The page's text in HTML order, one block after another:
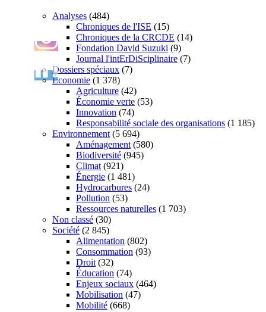
Analyses (484)
Chroniques de l'ISE (15)
Chroniques de la CRCDE (14)
Fondation David Suzuki (9)
Journal l'intErDiSciplinaire (7)
Dossiers spéciaux (7)
Économie (1 378)
Agriculture (42)
Économie verte (53)
Innovation (74)
Responsabilité sociale des organisations (1 185)
Environnement (5 694)
Aménagement (580)
Biodiversité (945)
Climat (921)
Énergie (1 481)
Hydrocarbures (24)
Pollution (53)
Ressources naturelles (1 703)
Non classé (30)
Société (2 845)
Alimentation (802)
Consommation (93)
Droit (32)
Éducation (74)
Enjeux sociaux (464)
Mobilisation (47)
Mobilité (668)